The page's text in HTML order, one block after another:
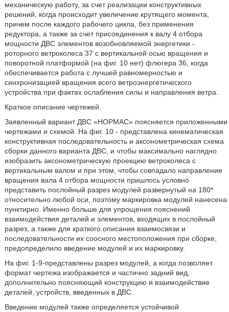
механическую работу, за счет реализации конструктивных
решений, когда происходит увеличение крутящего момента,
причем после каждого рабочего цикла, без применения
редуктора, а также за счет присоединения к валу 4 отбора
мощности ДВС элементов возобновляемой энергетики -
роторного ветроколеса 37 с вертикальной осью вращения и
поворотной платформой (на фиг. 10 нет) флюгера 36, когда
обеспечивается работа с лучшей равномерностью и
синхронизацией вращения всего ветроэнергетического
устройства при фактах ослабления силы и направления ветра.
Краткое описание чертежей.
Заявленный вариант ДВС «НОРМАС» поясняется приложенными
чертежами и схемой. На фиг. 10 - представлена кинематическая
конструктивная последовательность и аксонометрическая схема
сборки данного варианта ДВС, и чтобы максимально наглядно
изобразить аксонометрическую проекцию ветроколеса с
вертикальным валом и при этом, чтобы совпадало направление
вращения вала 4 отбора мощности пришлось условно
представить послойный разрез модулей развернутый на 180*
относительно любой оси, поэтому маркировка модулей нанесена
пунктирно. Именно больше для упрощения пояснений
взаимодействия деталей и элементов, входящих в послойный
разрез, а также для краткого описания взаимосвязи и
последовательности их соосного местоположения при сборке,
предопределило введение модулей и их маркировку.
На фиг. 1-9-представлены разрез модулей, а когда позволяет
формат чертежа изображается и частично задний вид,
дополнительно поясняющий конструкцию и взаимодействие
деталей, устройств, введенных в ДВС.
Введение модулей также определяется устойчивой